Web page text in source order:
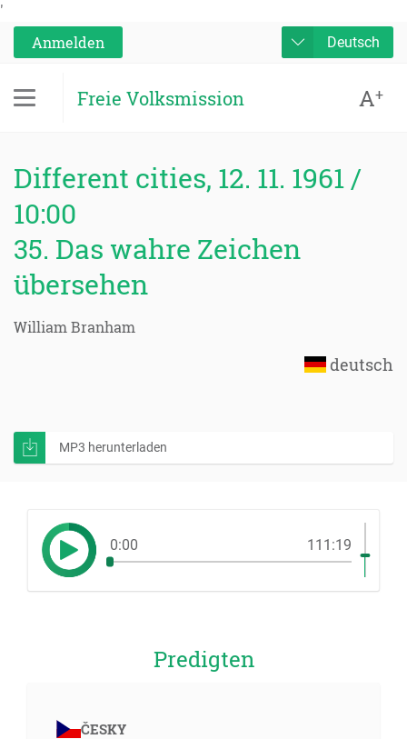
'
Anmelden
Deutsch
Freie Volksmission A+
Different cities, 12. 11. 1961 /
10:00
35. Das wahre Zeichen
übersehen
William Branham
deutsch
MP3 herunterladen
0:00 111:19
Predigten
ČESKY